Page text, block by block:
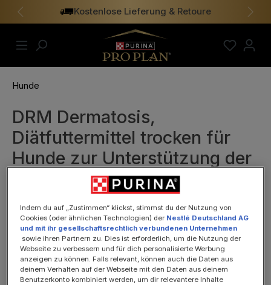
springen Kostenlose Lieferung & Retoure
Vorheriges
Hunde
DRM Dermatosis,
Diätfuttermittel trocken für
Hunde zur Unterstützung der
Hautfunktion
Bildergalerie überspringen
Indem du auf „Zustimmen“ klickst, stimmst du der Nutzung von
Cookies (oder ähnlichen Technologien) der Nestlé Deutschland AG
und mit ihr gesellschaftsrechtlich verbundenen Unternehmen
sowie ihren Partnern zu. Dies ist erforderlich, um die Nutzung der
Webseite zu verbessern und für dich personalisierte Werbung
anzeigen zu können. Falls relevant, können auch die Daten aus
deinem Verhalten auf der Webseite mit den Daten aus deinem
Benutzerkonto kombiniert werden, um dir relevantere Inhalte